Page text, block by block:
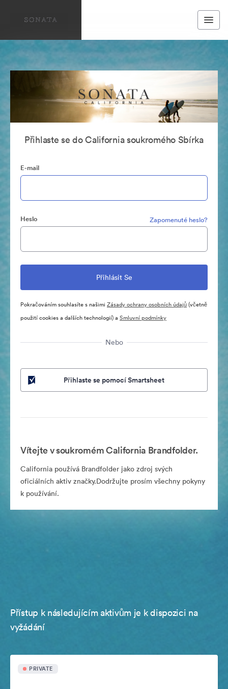
Přihlaste se do California soukromého Sbírka
E-mail
Heslo Zapomenuté heslo?
Pokračováním souhlasíte s našimi Zásady ochrany osobních údajů(včetně
použití cookies a dalších technologií) a Smluvní podmínky
Nebo
Přihlaste se pomocí Smartsheet
Vítejte v soukromém California Brandfolder.
California používá Brandfolder jako zdroj svých
oficiálních aktiv značky.Dodržujte prosím všechny pokyny
k používání.
Přístup k následujícím aktivům je k dispozici na
vyžádání
PRIVATE